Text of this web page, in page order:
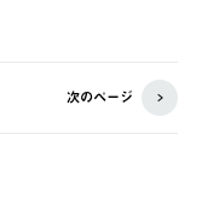
次のページ